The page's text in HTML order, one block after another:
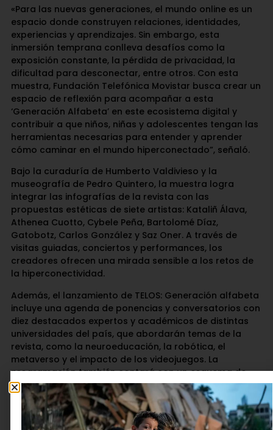
«Para las nuevas generaciones, el mundo online es un
espacio donde construyen relaciones, identidades,
experiencias y aprendizajes. Sin embargo, esta
inmersión temprana conlleva desafíos como la
exposición constante, la pérdida de privacidad, la
dificultad para desconectar, entre otros. Con esta
muestra, Fundación Telefónica Movistar busca crear un
espacio de reflexión para acompañar a esta
‘Generación Alfabeta’ en este ecosistema digital y
contribuir a que niños, niñas y adolescentes tengan las
herramientas necesarias para entender y aprender
cómo caminar en el mundo hiperconectado”, señaló.
Bajo la curaduría de Humberto Valdivieso y la
museografía de Pedro Quintero, la muestra logra
integrar las infografías de la revista con las
propuestas estéticas de siete artistas: Kataliñ Álava,
Athenea Cuotto, Cybele Peña, Bartolomé Díaz,
Gatobotz, Carlos González y Saz Oner. A través de
visitas guiadas, conciertos y performances, los
creadores ofrecen una mirada sensible a los retos de
la hiperconectividad.
Además, el lanzamiento de TELOS: Generación alfabeta
incluye una agenda de ponencias y conversatorios con
diez destacados expertos y académicos de distintas
universidades del país, que abordarán temas de la
revista, como la neuroeducación, la robótica, el
metaverso y el impacto de los videojuegos. La
programación también contará con un esquema de
visitas guiadas para colegios de comunidades
vulnerables de Petare y zonas aledañas, en la que los
estudiantes recibirán formación sobre el uso
responsable de la tecnología.